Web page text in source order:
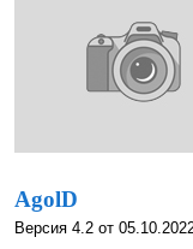
AgolD
Версия 4.2 от